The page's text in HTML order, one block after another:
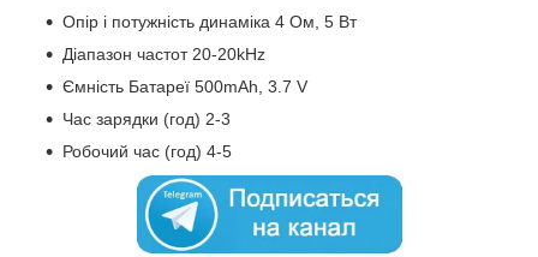
Опір і потужність динаміка 4 Ом, 5 Вт
Діапазон частот 20-20kHz
Ємність Батареї 500mAh, 3.7 V
Час зарядки (год) 2-3
Робочий час (год) 4-5